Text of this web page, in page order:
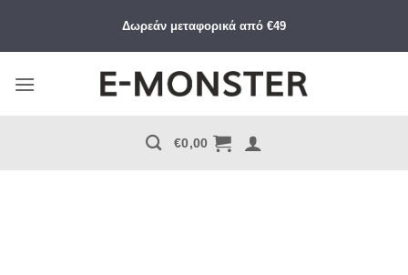
περιεχόμενο
Δωρεάν μεταφορικά από €49
€0,00